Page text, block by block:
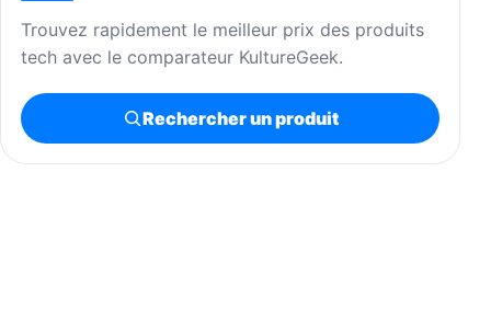
Trouvez rapidement le meilleur prix des produits
tech avec le comparateur KultureGeek.
Rechercher un produit